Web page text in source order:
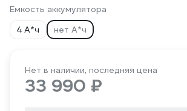
Емкость аккумулятора
4 А*ч
нет А*ч
Нет в наличии, последняя цена
33 990 ₽